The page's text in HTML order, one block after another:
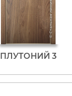
ПЛУТОНИЙ 3